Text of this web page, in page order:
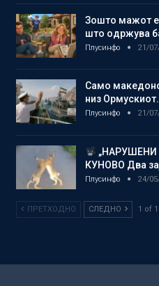
Зошто мажот
што одржува
Плусинфо 21/
Само
низ
Плусинфо 21/
КУНОВО Два
Плусинфо 24/
ПРЕТХОДНО СЛЕДНО 1 of